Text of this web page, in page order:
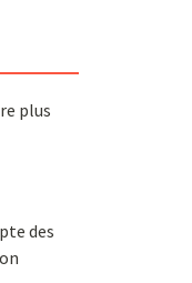
plus
des